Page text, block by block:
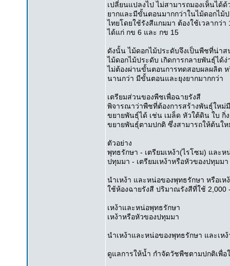
เปลี่ยนแปลงไป ไม่สามารถมองเห็นได้
ยากและมีขั้นตอนมากกว่าในไม้ดอกไม้
ไทยโดยใช้รังสีแกมมา ต้องใช้เวลากว่
ได้แก่ กข 6 และ กข 15
ดังนั้น ไม้ดอกไม้ประดับจึงเป็นพืชที่น่า
ไม้ดอกไม้ประดับ เกิดการกลายพันธุ์ได้
ไม่ต้องผ่านขั้นตอนการทดสอบผลผลิต
นานกว่า มีขั้นตอนและยุงยากมากกว่า
เตรียมส่วนของพืชเพื่อฉายรังสี
พิจารณาว่าพืชที่ต้องการสร้างพันธุ์ใหม่
ขยายพันธุ์ได้ เช่น เมล็ด หัวใต้ดิน ใบ กิ่ง
ขยายพันธุ์ตามปกติ ซึ่งสามารถให้ต้นใ
ตัวอย่าง
พุทธรักษา - เตรียมเหง้า(ไรโซม) และ
ปทุมมา - เตรียมเหง้าหรือหัวของปทุมม
นำเหง้า และหน่อของพุทธรักษา หรือเ
ใช้ห้องฉายรังสี ปริมาณรังสีที่ใช้ 2,000
เหง้าและหน่อพุทธรักษา
เหง้าหรือหัวของปทุมมา
นำเหง้าและหน่อของพุทธรักษา และเห
ดูแลการให้น้ำ กำจัดวัชพืชตามปกติเพื่